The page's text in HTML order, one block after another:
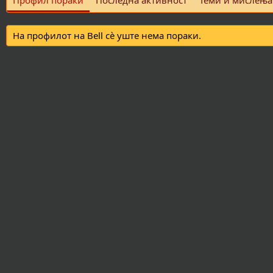
На профилот на Bell сè уште нема пораки.